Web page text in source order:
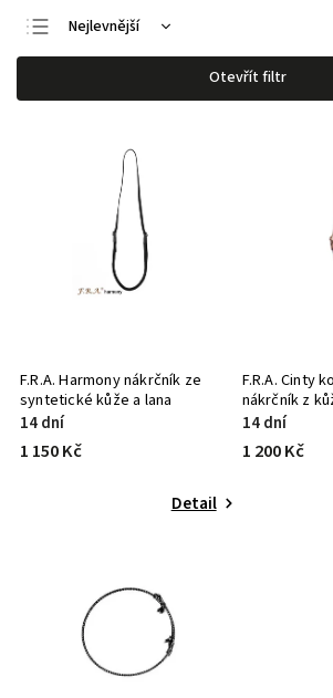
Nejlevnější
Nejdražší
Nejprodávanější
Otevřít filtr
F.R.A. Harmony nákrčník ze
syntetické kůže a lana
14 dní
1 150 Kč
Detail
F.R.A. Cinty
nákrčník z
14 dní
1 200 Kč